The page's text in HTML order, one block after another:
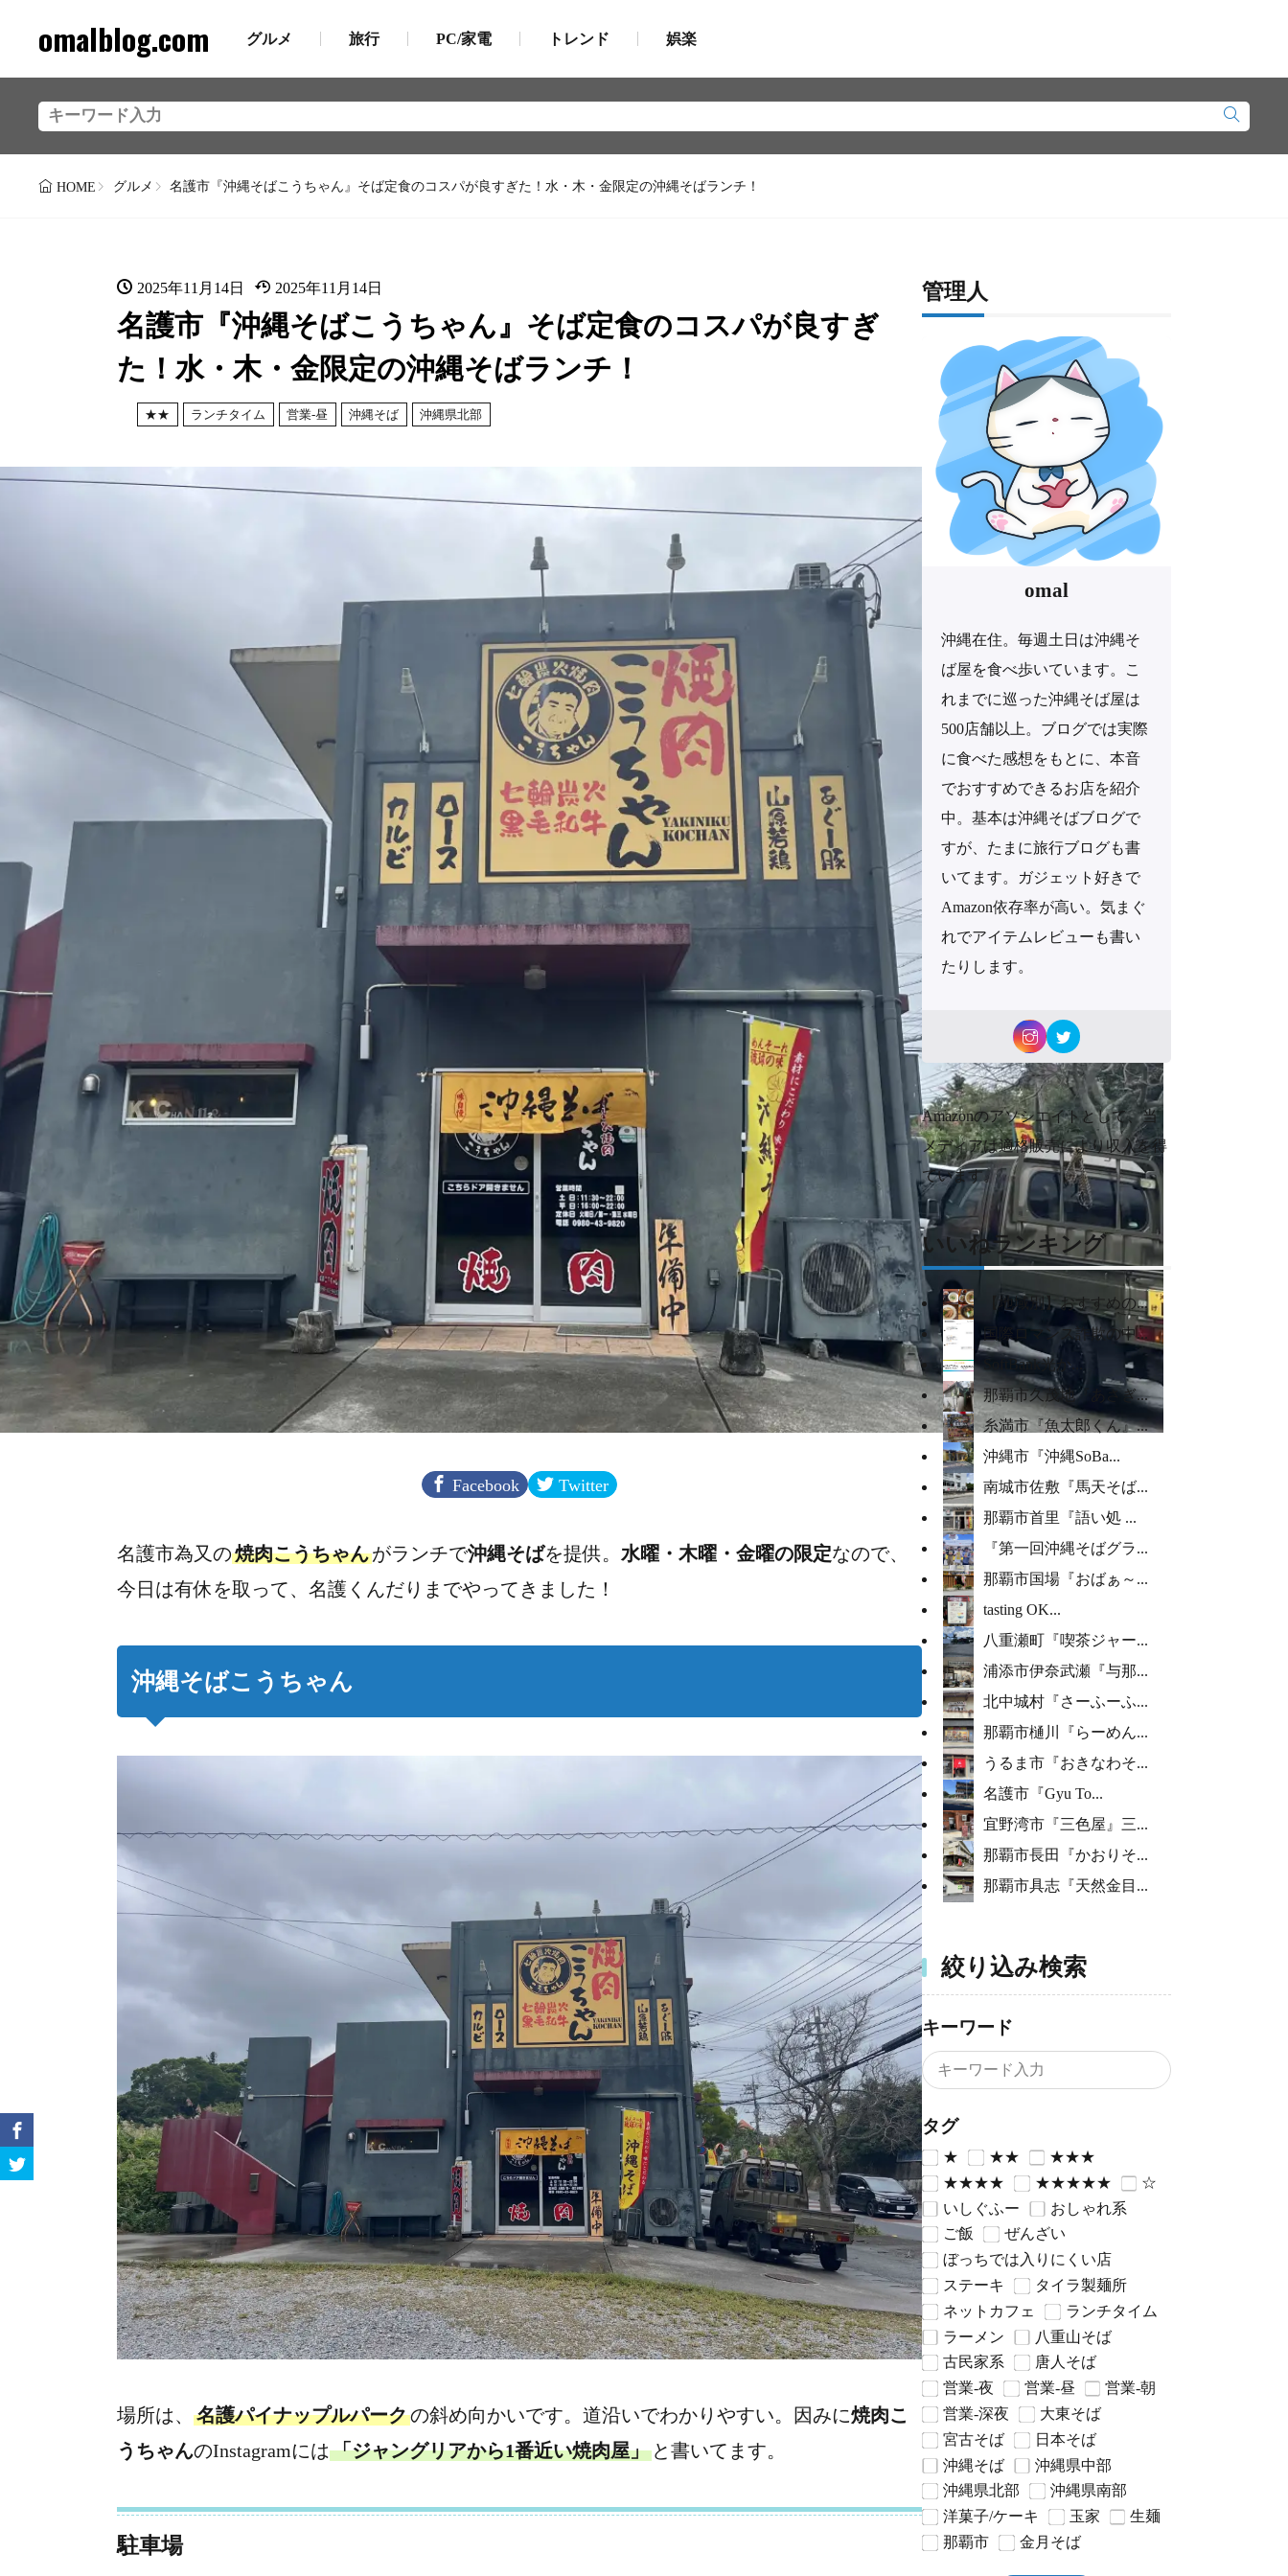
omalblog.com グルメ 旅行 PC/家電 トレンド 娯楽
HOME グルメ 名護市『沖縄そばこうちゃん』そば定食のコスパが良すぎた！水・木・金限定の沖縄そばランチ！
2025年11月14日 2025年11月14日
名護市『沖縄そばこうちゃん』そば定食のコスパが良すぎ
た！水・木・金限定の沖縄そばランチ！
★★ ランチタイム 営業-昼 沖縄そば 沖縄県北部
Facebook Twitter
名護市為又の焼肉こうちゃんがランチで沖縄そばを提供。 水曜・木曜・金曜の限定なので、
今日は有休を取って、名護くんだりまでやってきました！
沖縄そばこうちゃん
場所は、 名護パイナップルパークの斜め向かいです。道沿いでわかりやすい。因みに焼肉こ
うちゃんのInstagramには 「ジャングリアから1番近い焼肉屋」 と書いてます。
駐車場
管理人
omal
沖縄在住。毎週土日は沖縄そ
ば屋を食べ歩いています。こ
れまでに巡った沖縄そば屋は
500店舗以上。ブログでは実際
に食べた感想をもとに、本音
でおすすめできるお店を紹介
中。基本は沖縄そばブログで
すが、たまに旅行ブログも書
いてます。ガジェット好きで
Amazon依存率が高い。気まぐ
れでアイテムレビューも書い
たりします。
Amazonのアソシエイトとして、当
メディアは適格販売により収入を得
ています。
いいねランキング
【地域別】おすすめの...
国際ロマンス詐欺の中...
SoftBank光か...
那覇市久茂地『あさぎ...
糸満市『魚太郎くん』...
沖縄市『沖縄SoBa...
南城市佐敷『馬天そば...
那覇市首里『語い処 ...
『第一回沖縄そばグラ...
那覇市国場『おばぁ～...
tasting OK...
八重瀬町『喫茶ジャー...
浦添市伊奈武瀬『与那...
北中城村『さーふーふ...
那覇市樋川『らーめん...
うるま市『おきなわそ...
名護市『Gyu To...
宜野湾市『三色屋』三...
那覇市長田『かおりそ...
那覇市具志『天然金目...
絞り込み検索
キーワード
タグ
★ ★★
★★★
★★★★
★★★★★
☆
いしぐふー
おしゃれ系
ご飯
ぜんざい
ぼっちでは入りにくい店
ステーキ
タイラ製麺所
ネットカフェ
ランチタイム
ラーメン
八重山そば
古民家系
唐人そば
営業-夜
営業-昼
営業-朝
営業-深夜
大東そば
宮古そば
日本そば
沖縄そば
沖縄県中部
沖縄県北部
沖縄県南部
洋菓子/ケーキ
玉家
生麺
那覇市
金月そば